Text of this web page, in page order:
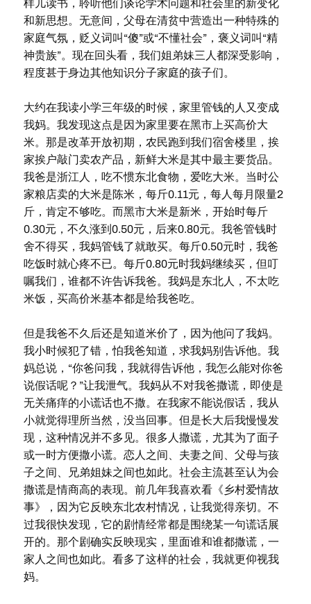
样儿读书，聆听他们谈论学术问题和社会里的新变化
和新思想。无意间，父母在清贫中营造出一种特殊的
家庭气氛，贬义词叫“傻”或“不懂社会”，褒义词叫“精
神贵族”。现在回头看，我们姐弟妹三人都深受影响，
程度甚于身边其他知识分子家庭的孩子们。
大约在我读小学三年级的时候，家里管钱的人又变成
我妈。我发现这点是因为家里要在黑市上买高价大
米。那是改革开放初期，农民跑到我们宿舍楼里，挨
家挨户敲门卖农产品，新鲜大米是其中最主要货品。
我爸是浙江人，吃不惯东北食物，爱吃大米。当时公
家粮店卖的大米是陈米，每斤0.11元，每人每月限量2
斤，肯定不够吃。而黑市大米是新米，开始时每斤
0.30元，不久涨到0.50元，后来0.80元。我爸管钱时
舍不得买，我妈管钱了就敢买。每斤0.50元时，我爸
吃饭时就心疼不已。每斤0.80元时我妈继续买，但叮
嘱我们，谁都不许告诉我爸。我妈是东北人，不太吃
米饭，买高价米基本都是给我爸吃。
但是我爸不久后还是知道米价了，因为他问了我妈。
我小时候犯了错，怕我爸知道，求我妈别告诉他。我
妈总说，“你爸问我，我就得告诉他，我怎么能对你爸
说假话呢？”让我泄气。我妈从不对我爸撒谎，即使是
无关痛痒的小谎话也不撒。在我家不能说假话，我从
小就觉得理所当然，没当回事。但是长大后我慢慢发
现，这种情况并不多见。很多人撒谎，尤其为了面子
或一时方便撒小谎。恋人之间、夫妻之间、父母与孩
子之间、兄弟姐妹之间也如此。社会主流甚至认为会
撒谎是情商高的表现。前几年我喜欢看《乡村爱情故
事》，因为它反映东北农村情况，让我觉得亲切。不
过我很快发现，它的剧情经常都是围绕某一句谎话展
开的。那个剧确实反映现实，里面谁和谁都撒谎，一
家人之间也如此。看多了这样的社会，我就更仰视我
妈。